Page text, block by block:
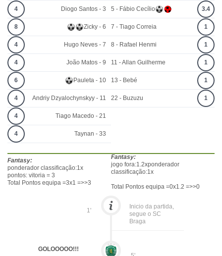
4 Diogo Santos - 3
8 Zicky - 6
4 Hugo Neves - 7
4 João Matos - 9
6 Pauleta - 10
4 Andriy Dzyalochynskyy - 11
4 Tiago Macedo - 21
4 Taynan - 33
5 - Fábio Cecílio 3.4
7 - Tiago Correia 1
8 - Rafael Henmi 1
11 - Allan Guilherme 1
13 - Bebé 1
22 - Buzuzu 1
Fantasy:
ponderador classificação:1x
pontos: vitoria = 3
Total Pontos equipa =3x1 =>>3
Fantasy:
jogo fora:1.2xponderador
classificação:1x
Total Pontos equipa =0x1.2 =>>0
1'
Inicio da partida,
segue o SC
Braga
GOLOOOOO!!!